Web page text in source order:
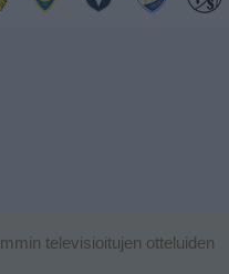
televisioitujen otteluiden